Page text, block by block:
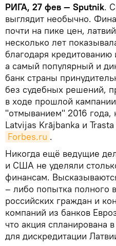
РИГА, 27 фев — Sputnik.
выглядит необычно.
почти на пике цен,
несколько лет
благодаря кредитованию
а самый популярный и
банк страны
без судебных решений,
в ходе прошлой
"отмыванием" 2016 года,
Latvijas Krājbanka и
Forbes.ru .
Никогда ещё ведущие
и США не уделяли
финансам.
– либо попытка полного
российских граждан и
компаний из банков
что акция спланирована
для дискредитации